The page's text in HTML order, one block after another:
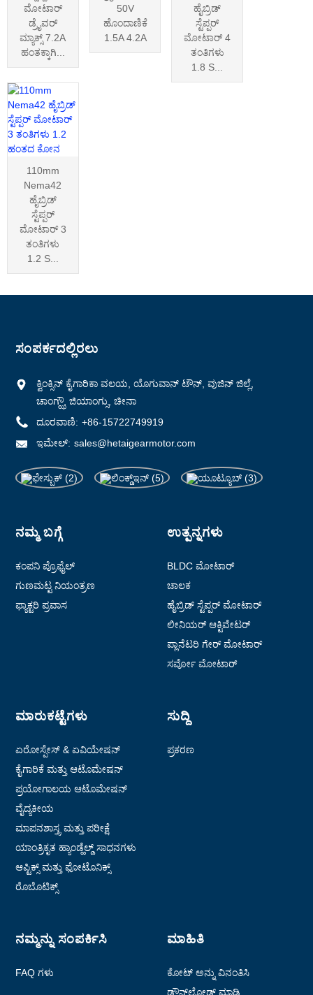
ಮೋಟಾರ್
ಡ್ರೈವರ್
ಮ್ಯಾಕ್ಸ್ 7.2A
ಹಂತಕ್ಕಾಗಿ...
50V
ಹೊಂದಾಣಿಕೆ
1.5A 4.2A
ಹೈಬ್ರಿಡ್
ಸ್ಟೆಪ್ಪರ್
ಮೋಟಾರ್ 4
ತಂತಿಗಳು
1.8 S...
110mm
Nema42
ಹೈಬ್ರಿಡ್
ಸ್ಟೆಪ್ಪರ್
ಮೋಟಾರ್ 3
ತಂತಿಗಳು
1.2 S...
ಸಂಪರ್ಕದಲ್ಲಿರಲು
ಕ್ವಿಂಕ್ಸಿನ್ ಕೈಗಾರಿಕಾ ವಲಯ, ಯೊಗುವಾನ್ ಟೌನ್, ವುಜಿನ್ ಜಿಲ್ಲೆ,
ಚಾಂಗ್ಝೌ, ಜಿಯಾಂಗ್ಸು, ಚೀನಾ
ದೂರವಾಣಿ: +86-15722749919
ಇಮೇಲ್: sales@hetaigearmotor.com
ನಮ್ಮ ಬಗ್ಗೆ
ಕಂಪನಿ ಪ್ರೊಫೈಲ್
ಗುಣಮಟ್ಟ ನಿಯಂತ್ರಣ
ಫ್ಯಾಕ್ಟರಿ ಪ್ರವಾಸ
ಉತ್ಪನ್ನಗಳು
BLDC ಮೋಟಾರ್
ಚಾಲಕ
ಹೈಬ್ರಿಡ್ ಸ್ಟೆಪ್ಪರ್ ಮೋಟಾರ್
ಲೀನಿಯರ್ ಆಕ್ಟಿವೇಟರ್
ಪ್ಲಾನೆಟರಿ ಗೇರ್ ಮೋಟಾರ್
ಸರ್ವೋ ಮೋಟಾರ್
ಮಾರುಕಟ್ಟೆಗಳು
ಏರೋಸ್ಪೇಸ್ & ಏವಿಯೇಷನ್
ಕೈಗಾರಿಕೆ ಮತ್ತು ಆಟೊಮೇಷನ್
ಪ್ರಯೋಗಾಲಯ ಆಟೊಮೇಷನ್
ವೈದ್ಯಕೀಯ
ಮಾಪನಶಾಸ್ತ್ರ ಮತ್ತು ಪರೀಕ್ಷೆ
ಯಾಂತ್ರಿಕೃತ ಹ್ಯಾಂಡ್ಹೆಲ್ಡ್ ಸಾಧನಗಳು
ಆಪ್ಟಿಕ್ಸ್ ಮತ್ತು ಫೋಟೊನಿಕ್ಸ್
ರೊಬೊಟಿಕ್ಸ್
ಸುದ್ದಿ
ಪ್ರಕರಣ
ನಮ್ಮನ್ನು ಸಂಪರ್ಕಿಸಿ
FAQ ಗಳು
ಮಾಹಿತಿ
ಕೋಟ್ ಅನ್ನು ವಿನಂತಿಸಿ
ಡೌನ್‌ಲೋಡ್ ಮಾಡಿ